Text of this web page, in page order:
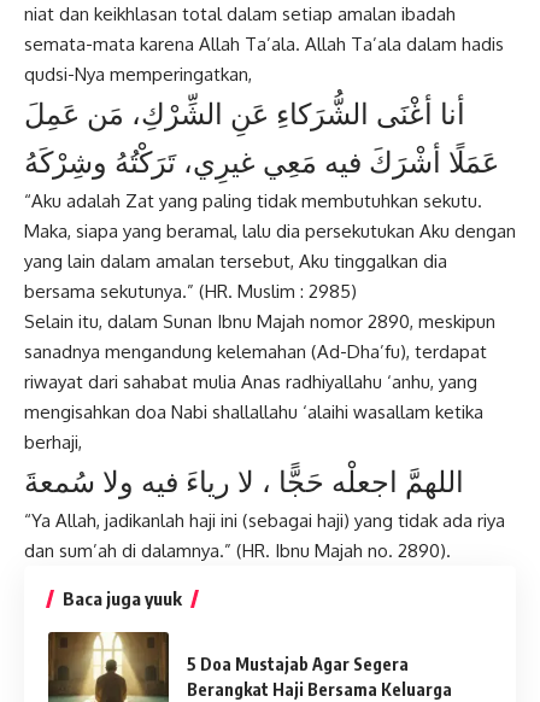
niat dan keikhlasan total dalam setiap amalan ibadah
semata-mata karena Allah Ta’ala. Allah Ta’ala dalam hadis
qudsi-Nya memperingatkan,
أنا أغْنَى الشُّرَكاءِ عَنِ الشِّرْكِ، مَن عَمِلَ
عَمَلًا أشْرَكَ فيه مَعِي غيرِي، تَرَكْتُهُ وشِرْكَهُ
“Aku adalah Zat yang paling tidak membutuhkan sekutu.
Maka, siapa yang beramal, lalu dia persekutukan Aku dengan
yang lain dalam amalan tersebut, Aku tinggalkan dia
bersama sekutunya.” (HR. Muslim : 2985)
Selain itu, dalam Sunan Ibnu Majah nomor 2890, meskipun
sanadnya mengandung kelemahan (Ad-Dha’fu), terdapat
riwayat dari sahabat mulia Anas radhiyallahu ‘anhu, yang
mengisahkan doa Nabi shallallahu ‘alaihi wasallam ketika
berhaji,
اللهمَّ اجعلْه حَجًّا ، لا رياءَ فيه ولا سُمعةَ
“Ya Allah, jadikanlah haji ini (sebagai haji) yang tidak ada riya
dan sum’ah di dalamnya.” (HR. Ibnu Majah no. 2890).
Baca juga yuuk
5 Doa Mustajab Agar Segera
Berangkat Haji Bersama Keluarga